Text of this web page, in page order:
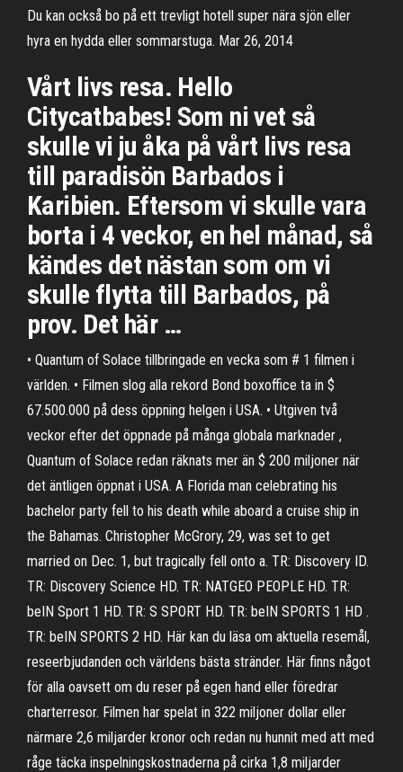
Du kan också bo på ett trevligt hotell super nära sjön eller
hyra en hydda eller sommarstuga. Mar 26, 2014
Vårt livs resa. Hello
Citycatbabes! Som ni vet så
skulle vi ju åka på vårt livs resa
till paradisön Barbados i
Karibien. Eftersom vi skulle vara
borta i 4 veckor, en hel månad, så
kändes det nästan som om vi
skulle flytta till Barbados, på
prov. Det här …
• Quantum of Solace tillbringade en vecka som # 1 filmen i
världen. • Filmen slog alla rekord Bond boxoffice ta in $
67.500.000 på dess öppning helgen i USA. • Utgiven två
veckor efter det öppnade på många globala marknader ,
Quantum of Solace redan räknats mer än $ 200 miljoner när
det äntligen öppnat i USA. A Florida man celebrating his
bachelor party fell to his death while aboard a cruise ship in
the Bahamas. Christopher McGrory, 29, was set to get
married on Dec. 1, but tragically fell onto a. TR: Discovery ID.
TR: Discovery Science HD. TR: NATGEO PEOPLE HD. TR:
beIN Sport 1 HD. TR: S SPORT HD. TR: beIN SPORTS 1 HD .
TR: beIN SPORTS 2 HD. Här kan du läsa om aktuella resemål,
reseerbjudanden och världens bästa stränder. Här finns något
för alla oavsett om du reser på egen hand eller föredrar
charterresor. Filmen har spelat in 322 miljoner dollar eller
närmare 2,6 miljarder kronor och redan nu hunnit med att med
råge täcka inspelningskostnaderna på cirka 1,8 miljarder